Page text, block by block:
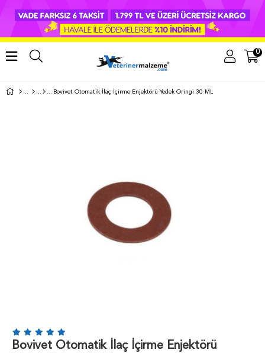
0
Bovivet Otomatik İlaç İçirme Enjektörü Yedek Oringi 30 ML
Bovivet Otomatik İlaç İçirme Enjektörü